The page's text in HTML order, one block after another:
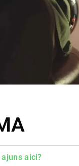
aici?